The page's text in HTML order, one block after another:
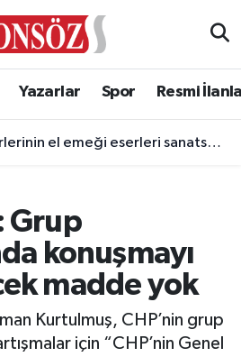
Yazarlar Spor Resmi
el emeği eserleri sanatseverlerle buluşuyor
Grup
konuşmayı
madde yok
Kurtulmuş, CHP’nin grup
için “CHP’nin Genel
Haritası
ve Fikstür